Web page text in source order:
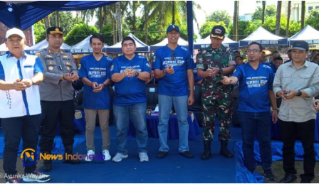
Politik
Gaya Hidup
Kesehatan Kuliner
Iptek
Pendidikan Ilmiah